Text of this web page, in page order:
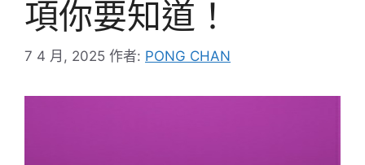
項你要知道！
7 4 月, 2025 作者: PONG CHAN